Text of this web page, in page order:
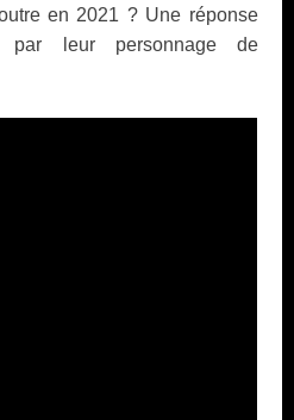
en 2021 ? Une réponse
par leur personnage de